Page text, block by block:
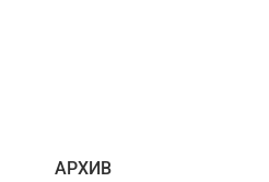
AРХИВ